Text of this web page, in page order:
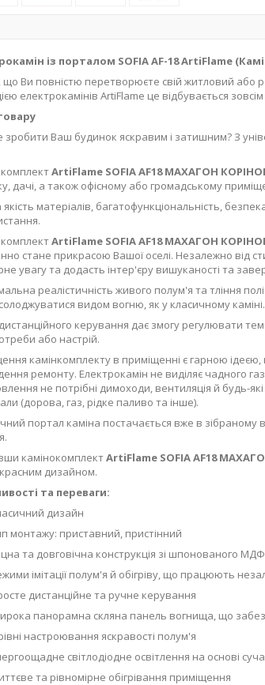
із порталом SOFIA AF-18 ArtiFlame
що Ви повністю перетворюєте свій житловий або
електрокамінів ArtiFlame це відбувається зовсім
зробити Ваш будинок яскравим і затишним? З
ArtiFlame SOFIA AF18 МАХАГОН
дачі, а також офісному або громадському
якість матеріалів, багатофункціональність,
ArtiFlame SOFIA AF18 МАХАГОН
стане прикрасою Вашої оселі. Незалежно від
увагу та додасть інтер'єру вишуканості та
реалістичність живого полум'я та тління
видом вогню, як у класичному каміні.
керування дає змогу регулювати
або настрій.
камінкомплекту в приміщенні є гарною
ремонту. Електрокамін не виділяє чадного
не потрібні димоходи, вентиляція й будь-
(дорова, газ, рідке паливо та інше).
портал каміна постачається вже в зібраному
камінокомплектArtiFlame SOFIA AF18
дизайном.
та переваги:
дизайн
приставний, пристінний
та довговічна конструкція зі шпонованого МДФ,
імітації полум'я й обігріву, що працюють
дистанційне та ручне керування
панорамна скляна панель вогнища, що
настроювання яскравості полум'я
світлодіодне освітлення на основі
та рівномірне обігрівання приміщення